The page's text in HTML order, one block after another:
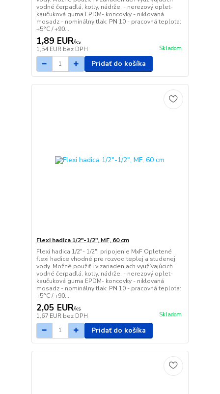
vodné čerpadlá, kotly, nádrže. - nerezový oplet-
kaučuková guma EPDM- koncovky - niklovaná
mosadz - nominálny tlak: PN 10 - pracovná teplota:
+5°C / +90...
1,89 EUR/ks
1,54 EUR bez DPH Skladom
Pridať do košíka
Flexi hadica 1/2"-1/2", MF, 60 cm
Flexi hadica 1/2"- 1/2", pripojenie MxF Opletené
flexi hadice vhodné pre rozvod teplej a studenej
vody. Možné použiť i v zariadeniach využívajúcich
vodné čerpadlá, kotly, nádrže. - nerezový oplet-
kaučuková guma EPDM- koncovky - niklovaná
mosadz - nominálny tlak: PN 10 - pracovná teplota:
+5°C / +90...
2,05 EUR/ks
1,67 EUR bez DPH Skladom
Pridať do košíka